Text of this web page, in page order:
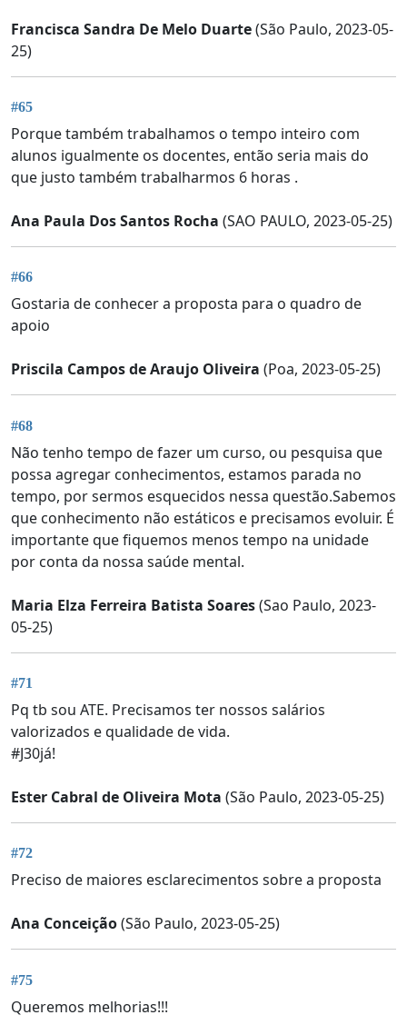
Francisca Sandra De Melo Duarte(São Paulo, 2023-05-
25)
#65
Porque também trabalhamos o tempo inteiro com
alunos igualmente os docentes, então seria mais do
que justo também trabalharmos 6 horas .
Ana Paula Dos Santos Rocha (SAO PAULO, 2023-05-25)
#66
Gostaria de conhecer a proposta para o quadro de
apoio
Priscila Campos de Araujo Oliveira (Poa, 2023-05-25)
#68
Não tenho tempo de fazer um curso, ou pesquisa que
possa agregar conhecimentos, estamos parada no
tempo, por sermos esquecidos nessa questão.Sabemos
que conhecimento não estáticos e precisamos evoluir. É
importante que fiquemos menos tempo na unidade
por conta da nossa saúde mental.
Maria Elza Ferreira Batista Soares(Sao Paulo, 2023-
05-25)
#71
Pq tb sou ATE. Precisamos ter nossos salários
valorizados e qualidade de vida.
#J30já!
Ester Cabral de Oliveira Mota (São Paulo, 2023-05-25)
#72
Preciso de maiores esclarecimentos sobre a proposta
Ana Conceição(São Paulo, 2023-05-25)
#75
Queremos melhorias!!!